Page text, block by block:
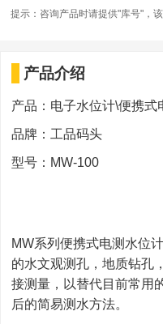
提示：咨询产品时请提供"库号"，
产品介绍
产品：电子水位计\便携式
品牌：工品码头
型号：MW-100
MW系列便携式电测水位
的水文观测孔，地质钻孔
接测量，以替代目前常用
后的简易测水方法。